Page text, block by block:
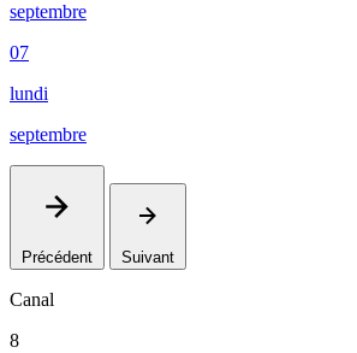
septembre
07
lundi
septembre
Précédent Suivant
Canal
8